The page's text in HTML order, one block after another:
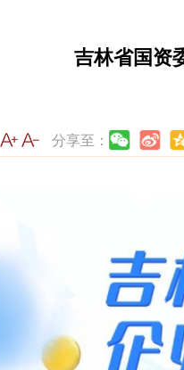
吉林省国资
分享至：